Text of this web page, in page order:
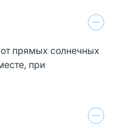
прямых солнечных
при